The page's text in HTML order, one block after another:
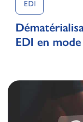
EDI
EDI en mode